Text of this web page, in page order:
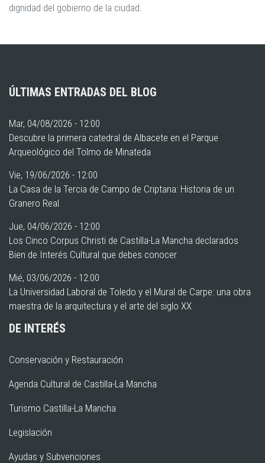
dignidad del gobierno de la ciudad.
ÚLTIMAS ENTRADAS DEL BLOG
Mar, 04/08/2026 - 12:00
Descubre la primera catedral de Albacete en el Parque
Arqueológico del Tolmo de Minateda
Vie, 19/06/2026 - 12:00
La Casa de la Tercia de Campo de Criptana: Historia de un
Granero Real
Jue, 04/06/2026 - 12:00
Los Cinco Corpus Christi de Castilla-La Mancha declarados
Bien de Interés Cultural que debes conocer
Mié, 03/06/2026 - 12:00
La Universidad Laboral de Toledo y el Mural de Carpe: una obra
maestra de la arquitectura y el arte del siglo XX
DE INTERÉS
Conservación y Restauración
Agenda Cultural de Castilla-La Mancha
Turismo Castilla-La Mancha
Legislación
Ayudas y Subvenciones